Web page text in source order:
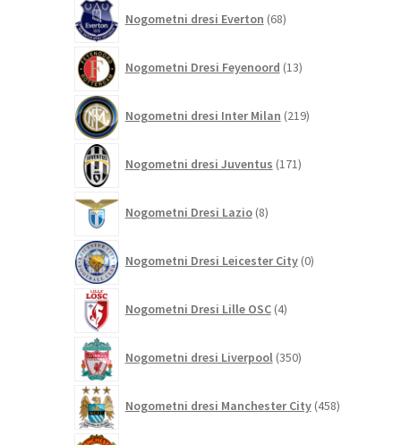
Nogometni dresi Everton 68izdelkov
Nogometni Dresi Feyenoord 13izdelkov
Nogometni dresi Inter Milan 219izdelkov
Nogometni dresi Juventus 171izdelkov
Nogometni Dresi Lazio 8izdelkov
Nogometni Dresi Leicester City 0izdelkov
Nogometni Dresi Lille OSC 4izdelki
Nogometni dresi Liverpool 350izdelkov
Nogometni dresi Manchester City 458izdelkov